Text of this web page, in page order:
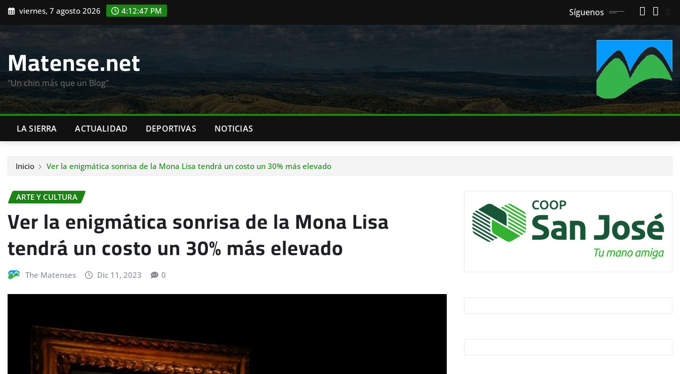
Saltar
contenido
viernes, 7 agosto 2026 4:12:48 PM Síguenos
Matense.net
"Un chin más que un Blog"
LA SIERRA ACTUALIDAD DEPORTIVAS NOTICIAS
Inicio Ver la enigmática sonrisa de la Mona Lisa tendrá un costo un 30% más elevado
ARTE Y CULTURA
Ver la enigmática sonrisa de la Mona Lisa
tendrá un costo un 30% más elevado
The Matenses Dic 11, 2023 0